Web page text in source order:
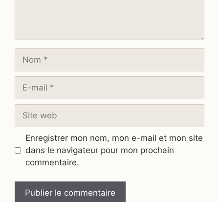
Nom
Site
Enregistrer mon nom, mon e-mail et mon site
dans le navigateur pour mon prochain
commentaire.